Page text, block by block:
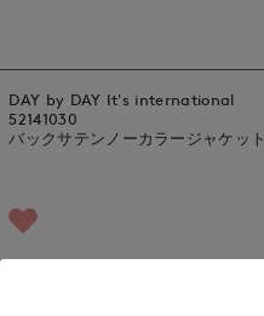
DAY by DAY It's international
52141030
バックサテンノーカラージャケット